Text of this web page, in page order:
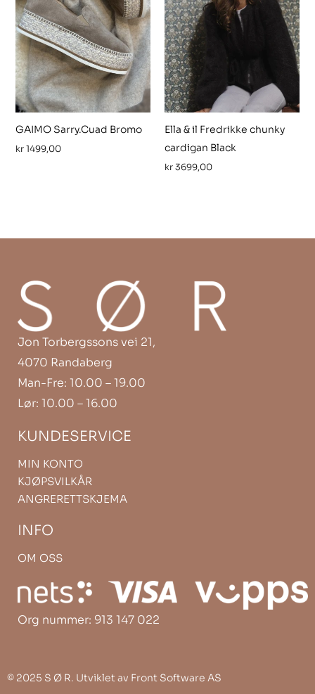
GAIMO Sarry.Cuad Bromo
kr1499,00
Ella & il Fredrikke chunky
cardigan Black
kr3699,00
Jon Torbergssons vei 21,
4070 Randaberg
Man-Fre: 10.00 – 19.00
Lør: 10.00 – 16.00
KUNDESERVICE
MIN KONTO
KJØPSVILKÅR
ANGRERETTSKJEMA
INFO
OM OSS
Org nummer: 913 147 022
© 2025 S Ø R. Utviklet av Front Software AS